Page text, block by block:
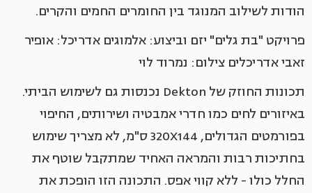
הודות לשילוב המנוגד בין החומרים החמים והקרים.
פרויקט "בת גלים" יזם וביצוע: אלמוגים אדריכל: אופיר
זאבי אדריכלים צילום: נמרוד לוי
תכונות החוזק של Dekton נכנסות גם לשימוש הביתי.
באיזורים לחים כמו חדרי אמבטיה ושירותים, החיפוי
בפורמטים הגדולים, 320X144 ס"מ, לא מצריך שימוש
בחתיכות רבות והמראה האחיד שמתקבל שוטף את
החלל כולו - ללא קווי אפס. התכונה הזו הופכת את